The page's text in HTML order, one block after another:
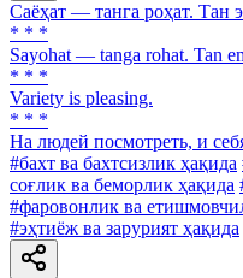
Саёҳат — танга роҳат. Тан
* * *
Sayohat — tanga rohat. Tan
* * *
Variety is pleasing.
* * *
Ha людей посмотреть, и
#бахт ва бахтсизлик ҳақида
соғлик ва беморлик ҳақида
#фаровонлик ва
#эҳтиёж ва зарурият ҳақида